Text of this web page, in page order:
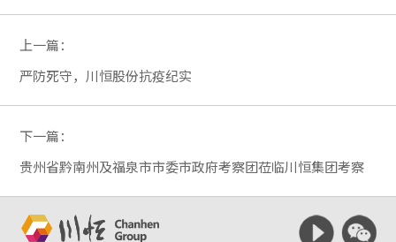
上一篇：
严防死守，川恒股份抗疫纪实
下一篇：
贵州省黔南州及福泉市市委市政府考察团莅临川恒集团考察